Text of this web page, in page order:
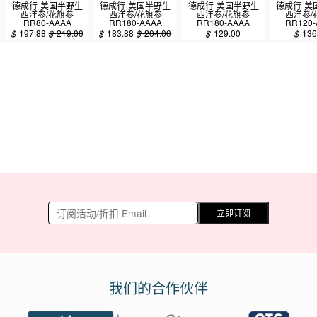
德成行 美国半野生
西洋参/花旗参
RR80-AAAA
8oz(227g)
$ 197.88 $219.00
德成行 美国半野生
西洋参/花旗参
RR180-AAAA
8oz(227g)
$ 183.88 $204.00
德成行 美国半野生
西洋参/花旗参
RR180-AAAA
4oz(113.50g)
$ 129.00
德成行 美
西洋参/
$
立即订阅
我们的合作伙伴